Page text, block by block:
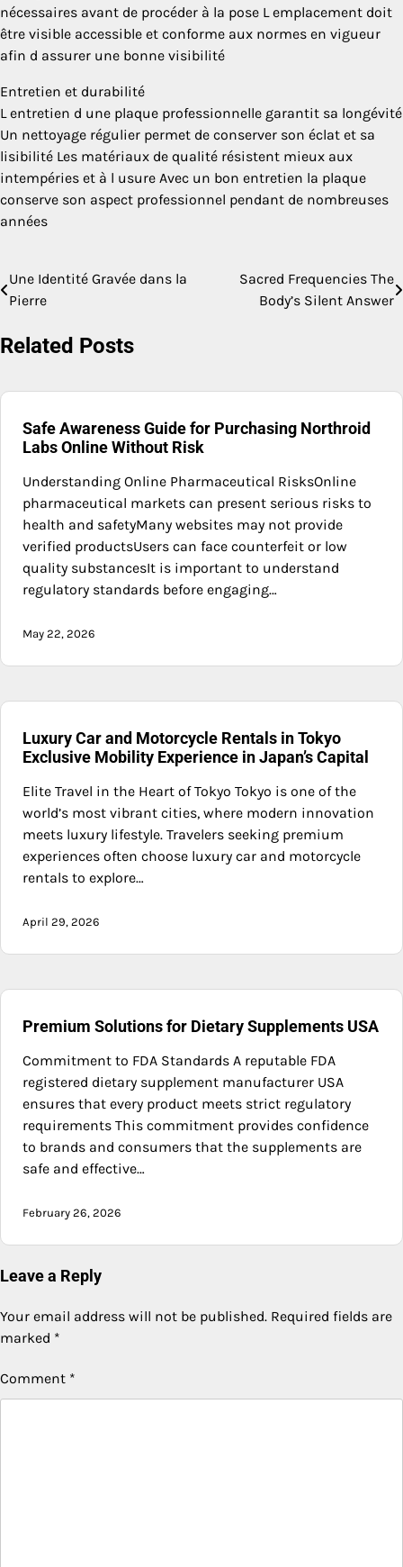
nécessaires avant de procéder à la pose L emplacement doit
être visible accessible et conforme aux normes en vigueur
afin d assurer une bonne visibilité
Entretien et durabilité
L entretien d une plaque professionnelle garantit sa longévité
Un nettoyage régulier permet de conserver son éclat et sa
lisibilité Les matériaux de qualité résistent mieux aux
intempéries et à l usure Avec un bon entretien la plaque
conserve son aspect professionnel pendant de nombreuses
années
Post
Une Identité Gravée dans la
Pierre
Sacred Frequencies The
Body’s Silent Answer
Related Posts
Safe Awareness Guide for Purchasing Northroid
Labs Online Without Risk
Understanding Online Pharmaceutical RisksOnline
pharmaceutical markets can present serious risks to
health and safetyMany websites may not provide
verified productsUsers can face counterfeit or low
quality substancesIt is important to understand
regulatory standards before engaging…
May 22, 2026
Luxury Car and Motorcycle Rentals in Tokyo
Exclusive Mobility Experience in Japan’s Capital
Elite Travel in the Heart of Tokyo Tokyo is one of the
world’s most vibrant cities, where modern innovation
meets luxury lifestyle. Travelers seeking premium
experiences often choose luxury car and motorcycle
rentals to explore…
April 29, 2026
Premium Solutions for Dietary Supplements USA
Commitment to FDA Standards A reputable FDA
registered dietary supplement manufacturer USA
ensures that every product meets strict regulatory
requirements This commitment provides confidence
to brands and consumers that the supplements are
safe and effective…
February 26, 2026
Leave a Reply
Your email address will not be published. Required fields are
marked *
Comment *